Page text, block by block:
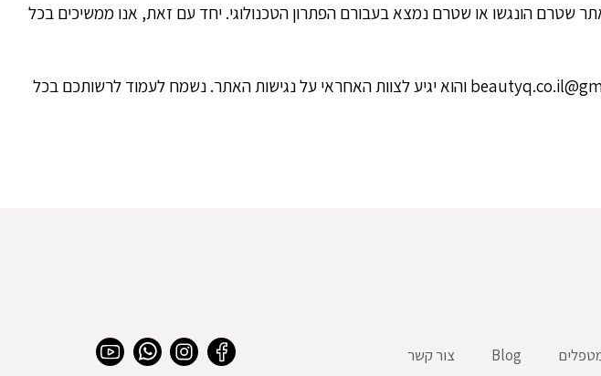
שטרם הונגשו או שטרם נמצא בעבורם הפתרון הטכנולוגי. יחד עם זאת, אנו ממשיכים בכל
במידה ומצאתם תקלה, או שאינכם מסתדרים עם ממשק הנגישות ניתן לפנות למייל בכתובת beautyq.co.il@gmail.com והוא יגיע לצוות האחראי על נגישות האתר. נשמח לעמוד לרשותכם בכל
Blog צור קשר